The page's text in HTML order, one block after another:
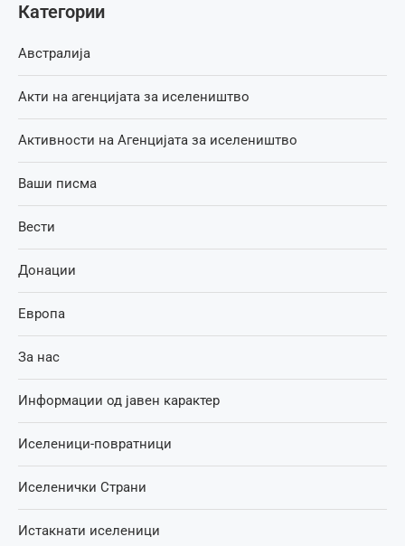
Категории
Австралија
Акти на агенцијата за иселеништво
Активности на Агенцијата за иселеништво
Ваши писма
Вести
Донации
Европа
За нас
Информации од јавен карактер
Иселеници-повратници
Иселенички Страни
Истакнати иселеници